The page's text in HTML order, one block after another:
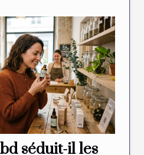
séduit-il les